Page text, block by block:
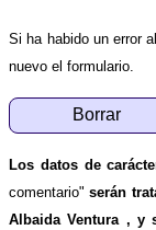
Si ha habido un error
nuevo el formulario.
Los datos de
comentario"serán
Albaida Ventura , y